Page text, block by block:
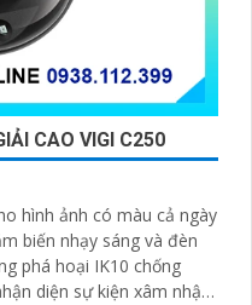
CAO VIGI C250
hình ảnh có màu cả ngày
biến nhạy sáng và đèn
phá hoại IK10 chống
diện sự kiện xâm nhập